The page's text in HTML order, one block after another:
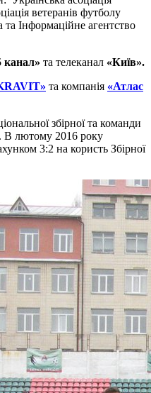
ветеранів футболу
та Інформаційне агентство
канал» та телеканал «Київ».
та компанія «Атлас
збірної та команди
В лютому 2016 року
3:2 на користь Збірної